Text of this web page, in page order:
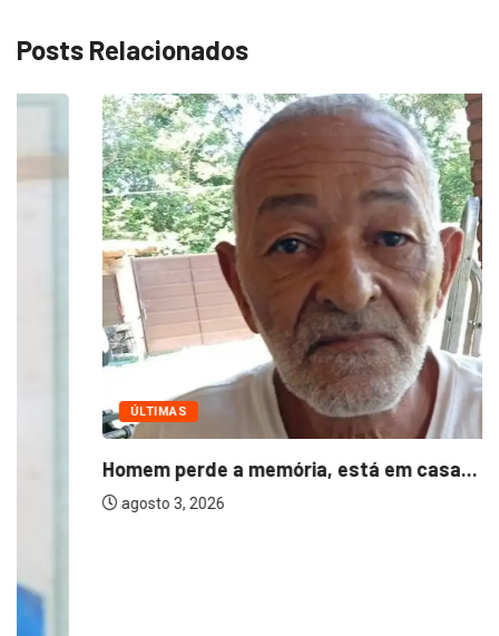
Posts Relacionados
ÚLTIMAS
Homem perde a memória, está em casa...
agosto 3, 2026